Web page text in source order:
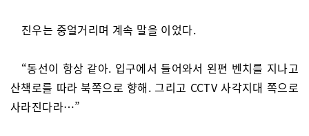
진우는 중얼거리며 계속 말을 이었다.
“동선이 항상 같아. 입구에서 들어와서 왼편 벤치를 지나고
산책로를 따라 북쪽으로 향해. 그리고 CCTV 사각지대 쪽으로
사라진다라…”